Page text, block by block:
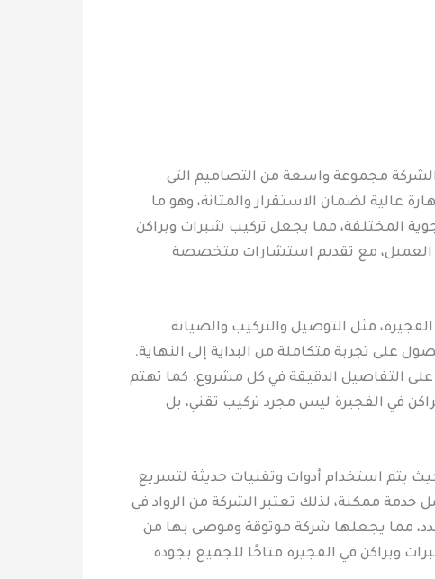
مجموعة واسعة من التصاميم التي
لضمان الاستقرار والمتانة، وهو ما
المختلفة، مما يجعل تركيب شبرات وبراكن
العميل، مع تقديم استشارات متخصصة
مثل التوصيل والتركيب والصيانة
على تجربة متكاملة من البداية إلى النهاية.
على التفاصيل الدقيقة في كل مشروع. كما تهتم
في الفجيرة ليس مجرد تركيب تقني، بل
يتم استخدام أدوات وتقنيات حديثة لتسريع
ممكنة، لذلك تعتبر الشركة من الرواد في
مما يجعلها شركة موثوقة وموصى بها من
وبراكن في الفجيرة متاحًا للجميع بجودة